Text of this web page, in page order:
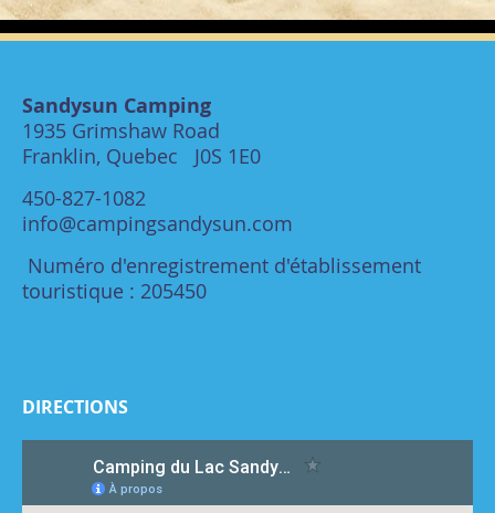
Sandysun Camping
1935 Grimshaw Road
Franklin, Quebec J0S 1E0
450-827-1082
info@campingsandysun.com
Numéro d'enregistrement d'établissement
touristique : 205450
DIRECTIONS